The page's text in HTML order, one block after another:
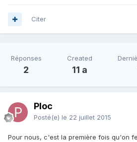
Citer
Réponses
2
Created
11 a
Ploc
Posté(e) le 22 juillet 2015
Pour nous, c'est la première fois qu'on